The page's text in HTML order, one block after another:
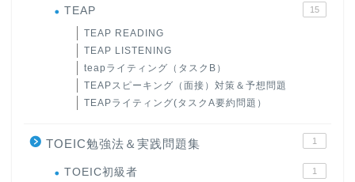
TEAP 15
TEAP READING
TEAP LISTENING
teapライティング（タスクB）
TEAPスピーキング（面接）対策＆予想問題
TEAPライティング(タスクA要約問題）
TOEIC勉強法＆実践問題集 1
TOEIC初級者 1